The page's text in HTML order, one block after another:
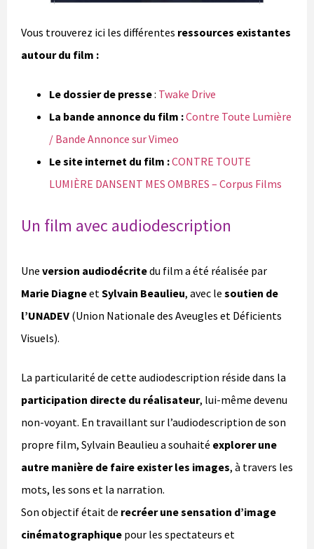
Vous trouverez ici les différentes ressources existantes
autour du film :
Le dossier de presse: Twake Drive
La bande annonce du film :Contre Toute Lumière
/ Bande Annonce sur Vimeo
Le site internet du film :CONTRE TOUTE
LUMIÈRE DANSENT MES OMBRES – Corpus Films
Un film avec audiodescription
Une version audiodécritedu film a été réalisée par
Marie DiagneetSylvain Beaulieu, avec le soutien de
l’UNADEV (Union Nationale des Aveugles et Déficients
Visuels).
La particularité de cette audiodescription réside dans la
participation directe du réalisateur, lui-même devenu
non-voyant. En travaillant sur l’audiodescription de son
propre film, Sylvain Beaulieu a souhaité explorer une
autre manière de faire exister les images, à travers les
mots, les sons et la narration.
Son objectif était de recréer une sensation d’image
cinématographique pour les spectateurs et